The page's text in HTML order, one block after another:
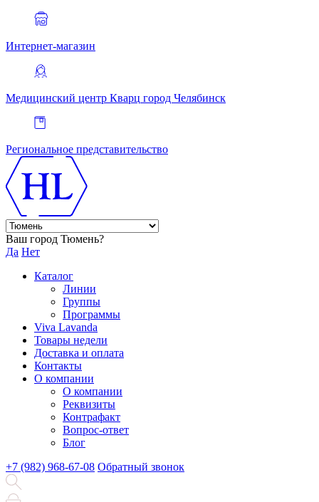
Интернет-магазин
Медицинский центр Кварц город Челябинск
Региональное представительство
Ваш город Тюмень?
Да Нет
Каталог
Линии
Группы
Программы
Viva Lavanda
Товары недели
Доставка и оплата
Контакты
О компании
О компании
Реквизиты
Контрафакт
Вопрос-ответ
Блог
+7 (982) 968-67-08 Обратный звонок